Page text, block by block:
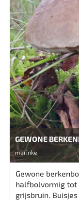
GEWONE
marinke
Gewone
halfbolvormig tot
grijsbruin.